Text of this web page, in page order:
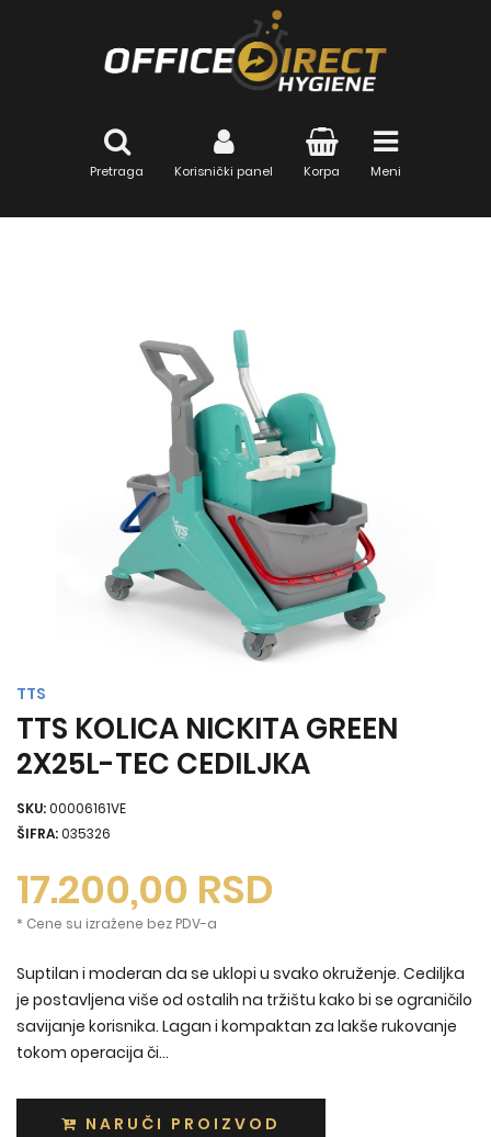
Pretraga Korisnički panel Korpa Meni
TTS
TTS KOLICA NICKITA GREEN
2X25L-TEC CEDILJKA
SKU:00006161VE
ŠIFRA:035326
17.200,00 RSD
* Cene su izražene bez PDV-a
Suptilan i moderan da se uklopi u svako okruženje. Cediljka
je postavljena više od ostalih na tržištu kako bi se ograničilo
savijanje korisnika. Lagan i kompaktan za lakše rukovanje
tokom operacija či...
NARUČI PROIZVOD